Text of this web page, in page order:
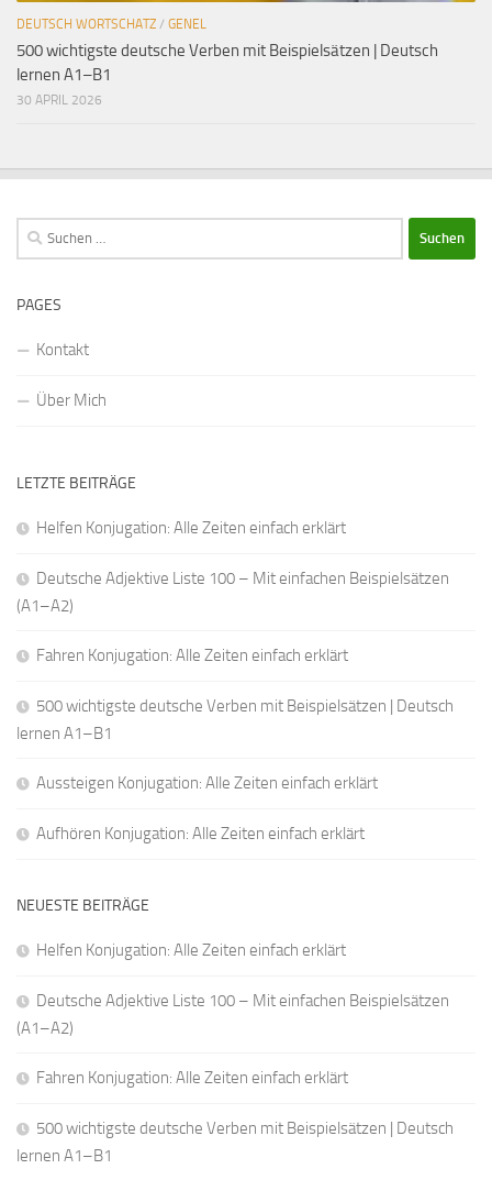
DEUTSCH WORTSCHATZ / GENEL
500 wichtigste deutsche Verben mit Beispielsätzen | Deutsch
lernen A1–B1
30 APRIL 2026
Suchen
nach:
PAGES
Kontakt
Über Mich
LETZTE BEITRÄGE
Helfen Konjugation: Alle Zeiten einfach erklärt
Deutsche Adjektive Liste 100 – Mit einfachen Beispielsätzen
(A1–A2)
Fahren Konjugation: Alle Zeiten einfach erklärt
500 wichtigste deutsche Verben mit Beispielsätzen | Deutsch
lernen A1–B1
Aussteigen Konjugation: Alle Zeiten einfach erklärt
Aufhören Konjugation: Alle Zeiten einfach erklärt
NEUESTE BEITRÄGE
Helfen Konjugation: Alle Zeiten einfach erklärt
Deutsche Adjektive Liste 100 – Mit einfachen Beispielsätzen
(A1–A2)
Fahren Konjugation: Alle Zeiten einfach erklärt
500 wichtigste deutsche Verben mit Beispielsätzen | Deutsch
lernen A1–B1